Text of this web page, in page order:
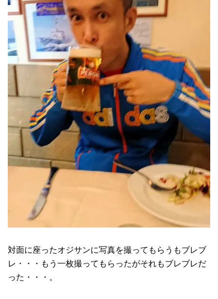
対面に座ったオジサンに写真を撮ってもらうもブレブ
レ・・・もう一枚撮ってもらったがそれもブレブレだ
った・・・。